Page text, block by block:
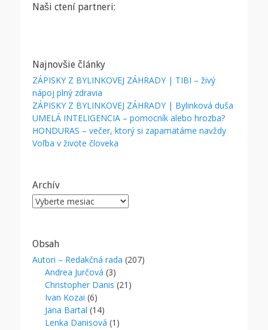
Naši ctení partneri:
Najnovšie články
ZÁPISKY Z BYLINKOVEJ ZÁHRADY | TIBI – živý
nápoj plný zdravia
ZÁPISKY Z BYLINKOVEJ ZÁHRADY | Bylinková duša
UMELÁ INTELIGENCIA – pomocník alebo hrozba?
HONDURAS – večer, ktorý si zapamätáme navždy
Voľba v živote človeka
Archív
Archív
Obsah
Autori – Redakčná rada (207)
Andrea Jurčová (3)
Christopher Danis (21)
Ivan Kozai (6)
Jana Bartal (14)
Lenka Danisová (1)